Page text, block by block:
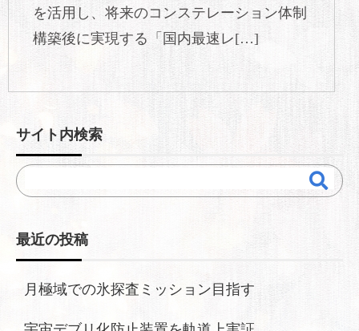
を活用し、将来のコンステレーション体制
構築後に実現する「国内最速レ[…]
サイト内検索
最近の投稿
月極域での氷探査ミッション目指す